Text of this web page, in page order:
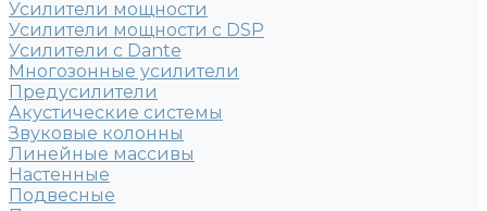
Усилители мощности
Усилители мощности с DSP
Усилители с Dante
Многозонные усилители
Предусилители
Акустические системы
Звуковые колонны
Линейные массивы
Настенные
Подвесные